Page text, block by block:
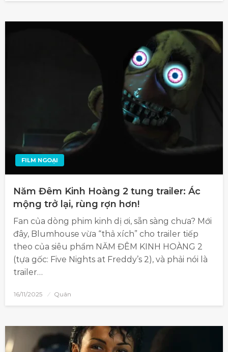
FILM NGOẠI
Năm Đêm Kinh Hoàng 2 tung trailer: Ác
mộng trở lại, rùng rợn hơn!
Fan của dòng phim kinh dị ơi, sẵn sàng chưa? Mới
đây, Blumhouse vừa “thả xích” cho trailer tiếp
theo của siêu phẩm NĂM ĐÊM KINH HOÀNG 2
(tựa gốc: Five Nights at Freddy’s 2), và phải nói là
trailer…
16/11/2025 Quân